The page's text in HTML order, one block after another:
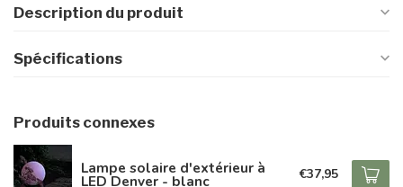
Description du produit
Spécifications
Produits connexes
Lampe solaire d'extérieur à
LED Denver - blanc €37,95